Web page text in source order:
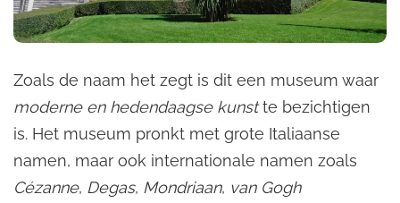
Zoals de naam het zegt is dit een museum waar
moderne en hedendaagse kunstte bezichtigen
is. Het museum pronkt met grote Italiaanse
namen, maar ook internationale namen zoals
Cézanne, Degas, Mondriaan, van Gogh